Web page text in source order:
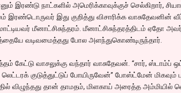
இரண்டு நாட்களில் அமெரிக்காவுக்குச் செல்கிறார்,
இரண்டொருவர் இது குறித்து விசாரிக்க வாசுதேவனின்
மீனாட்சிசுந்தரம். மீனாட்சிசுந்தரத்திடம் ஏதோ
வடிவமைத்தது போல அளந்துகொண்டிருந்தார்.
கேட்டு வாசலுக்கு வந்தார் வாசுதேவன். “சார், ஸ்டாம்ப்
குடுத்துட்டுப் போயிருவேன்” போஸ்ட்மேன்
விழுந்தது தான் தாமதம், மிளகாய் அரைத்த அம்மியில்